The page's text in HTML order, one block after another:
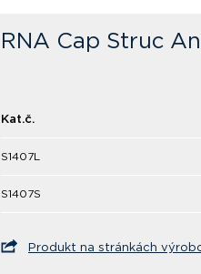
RNA Cap Struc
Kat.č.
S1407L
S1407S
Produkt na stránkách